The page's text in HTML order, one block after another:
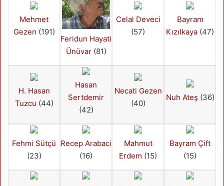
Mehmet
Gezen (191)
Feridun Hayati
Ünüvar(81)
Celal Deveci
(57)
Bayram
Kızılkaya (47)
H. Hasan
Tuzcu (44)
Hasan
Sertdemir
(42)
Necati Gezen
(40)
Nuh Ateş (36)
Fehmi Sütçü
(23)
Recep Arabaci
(16)
Mahmut
Erdem (15)
Bayram Çift
(15)